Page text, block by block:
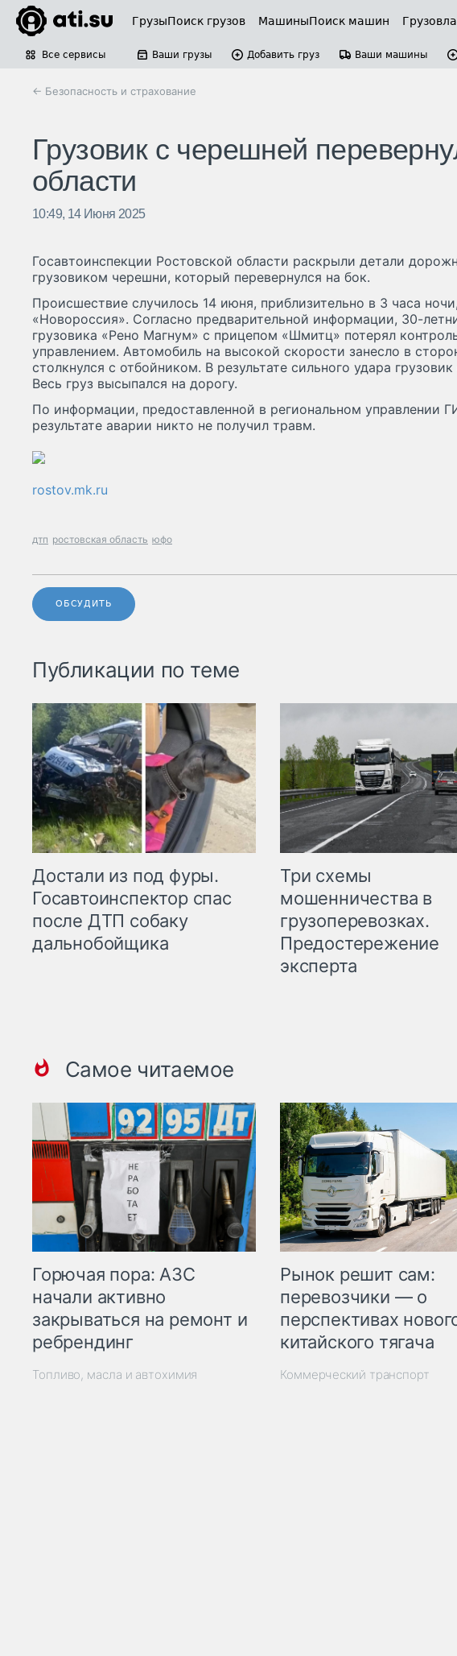
ГрузыПоиск грузов МашиныПоиск машин
Все сервисы Ваши грузы Добавить груз Ваши машины
← Безопасность и страхование
Грузовик с черешней
области
10:49, 14 Июня 2025
Госавтоинспекции Ростовской области раскрыли детали
грузовиком черешни, который перевернулся на бок.
Происшествие случилось 14 июня, приблизительно в 3 часа
«Новороссия». Согласно предварительной информации, 30-
грузовика «Рено Магнум» с прицепом «Шмитц» потерял
управлением. Автомобиль на высокой скорости занесло в
столкнулся с отбойником. В результате сильного удара
Весь груз высыпался на дорогу.
По информации, предоставленной в региональном управлении
результате аварии никто не получил травм.
rostov.mk.ru
дтп ростовская область юфо
ОБСУДИТЬ
Публикации по теме
Достали из под фуры.
Госавтоинспектор спас
после ДТП собаку
дальнобойщика
Три схемы
мошенничества в
грузоперевозках.
Предостережение
эксперта
Самое читаемое
Горючая пора: АЗС
начали активно
закрываться на ремонт и
ребрендинг
Топливо, масла и автохимия
Рынок решит сам:
перевозчики — о
перспективах
китайского тягача
Коммерческий транспорт